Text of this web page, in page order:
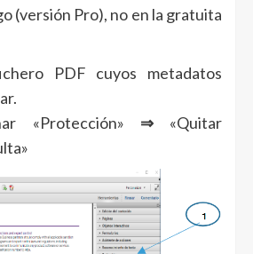
(versión Pro), no en la gratuita
PDF cuyos metadatos
«Protección» ⇒«Quitar